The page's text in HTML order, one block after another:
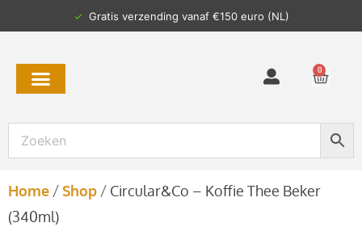
✓ Gratis verzending vanaf €150 euro (NL)
0
Home / Shop / Circular&Co – Koffie Thee Beker
(340ml)